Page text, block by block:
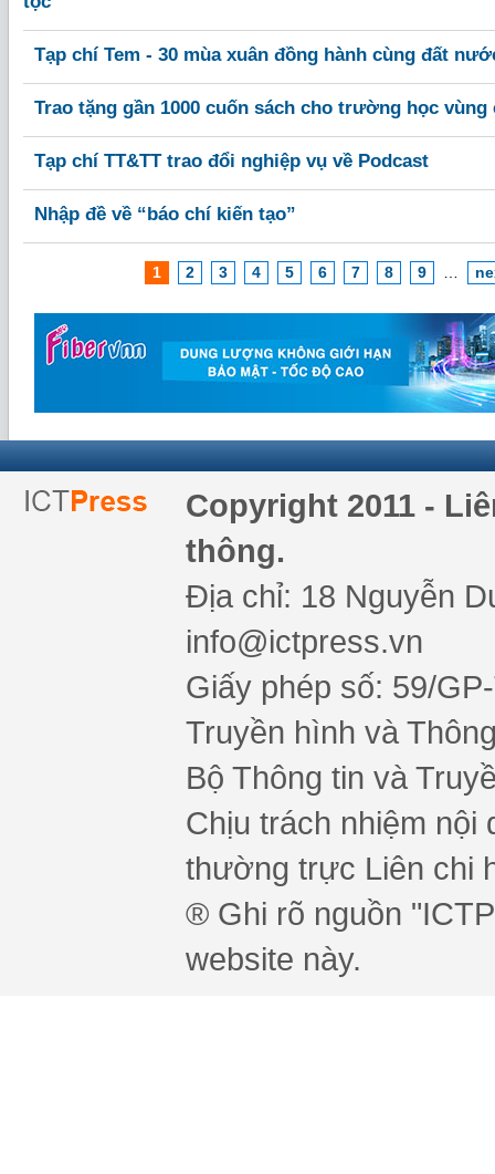
Tạp chí Tem - 30 mùa xuân đồng hành cùng đất
Trao tặng gần 1000 cuốn sách cho trường học vùng
Tạp chí TT&TT trao đổi nghiệp vụ về Podcast
Nhập đề về “báo chí kiến tạo”
1 2 3 4 5 6 7 8 9
Copyright 2011 -
thông.
Địa chỉ: 18 Nguyễn
info@ictpress.vn
Giấy phép số: 59/
Truyền hình và
Bộ Thông tin và
Chịu trách nhiệm nội
thường trực Liên chi
® Ghi rõ nguồn
website này.